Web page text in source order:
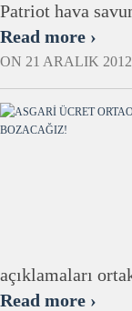
Patriot hava
Read more ›
ON 21 ARALIK
açıklamaları
Read more ›